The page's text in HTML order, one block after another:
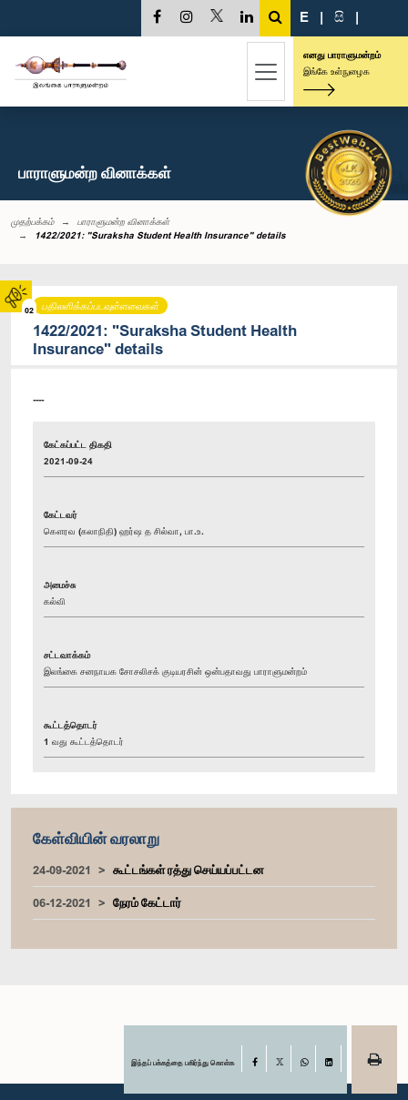
02
E | සි |
எனது பாராளுமன்றம்
இங்கே உள்நுழைக
பாராளுமன்ற வினாக்கள்
முதற்பக்கம்
பாராளுமன்ற வினாக்கள்
1422/2021: "Suraksha Student Health Insurance" details
பதிலளிக்கப்படவுள்ளவைகள்
1422/2021: "Suraksha Student Health
Insurance" details
----
கேட்கப்பட்ட திகதி
2021-09-24
கேட்டவர்
கௌரவ (கலாநிதி) ஹர்ஷ த சில்வா, பா.உ.
அமைச்சு
கல்வி
சட்டவாக்கம்
இலங்கை சனநாயக சோசலிசக் குடியரசின் ஒன்பதாவது பாராளுமன்றம்
கூட்டத்தொடர்
1 வது கூட்டத்தொடர்
கேள்வியின் வரலாறு
24-09-2021
கூட்டங்கள் ரத்து செய்யப்பட்டன
06-12-2021
நேரம் கேட்டார்
இந்தப் பக்கத்தை பகிர்ந்து கொள்க Facebook